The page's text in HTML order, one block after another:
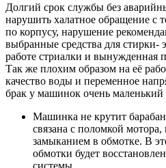
Долгий срок службы без
нарушить халатное обращение с
по корпусу, нарушение
выбранные средства для
работе стриалки и вынужденная
Так же плохим образом на её
качество воды и переменное
брак у машинок очень маленький
Машинка не крутит
связана с поломкой
замыканием в обмотке. В
обмотки будет
системы.